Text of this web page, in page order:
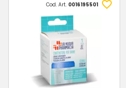
Cod. Art. 0016195501